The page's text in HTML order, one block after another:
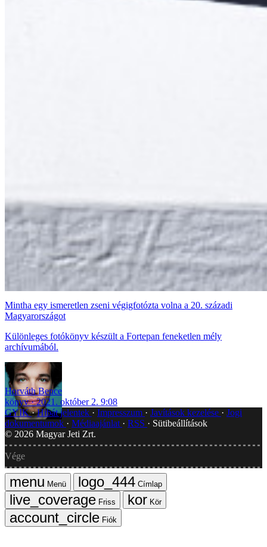
Mintha egy ismeretlen zseni végigfotózta volna a 20. századi
Magyarországot
Különleges fotókönyv készült a Fortepan feneketlen mély
archívumából.
Horváth Bence
könyv
2021. október 2. 9:08
GYIK Hibát jelentek Impresszum Javítások kezelése
Jogi
dokumentumok
Médiaajánlat RSS
Sütibeállítások
© 2026 Magyar Jeti Zrt.
Vége
Menü
Címlap
Friss
Kör
Fiók